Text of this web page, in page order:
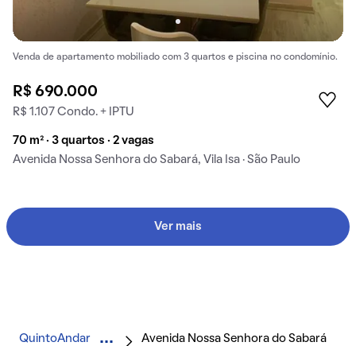
Venda de apartamento mobiliado com 3 quartos e piscina no condomínio.
R$ 690.000
R$ 1.107 Condo. + IPTU
70 m² · 3 quartos · 2 vagas
Avenida Nossa Senhora do Sabará, Vila Isa · São Paulo
Ver mais
QuintoAndar Avenida Nossa Senhora do Sabará